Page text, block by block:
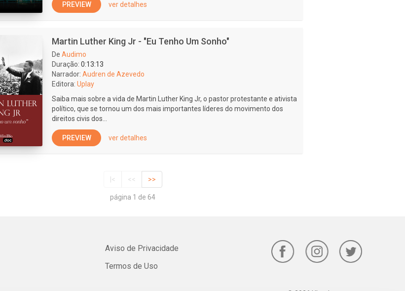
PREVIEW ver detalhes
Martin Luther King Jr - "Eu Tenho Um Sonho"
De Audimo
Duração: 0:13:13
Narrador: Audren de Azevedo
Editora: Uplay
Saiba mais sobre a vida de Martin Luther King Jr, o pastor protestante e ativista
político, que se tornou um dos mais importantes líderes do movimento dos
direitos civis dos...
PREVIEW ver detalhes
|< << >>
página 1 de 64
Aviso de Privacidade
Termos de Uso